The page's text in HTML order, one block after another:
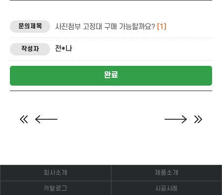
사진첨부 고정대 구매 가능할까요? [1]
전*나
완료
회사소개 제품소개
카탈로그 시공사례